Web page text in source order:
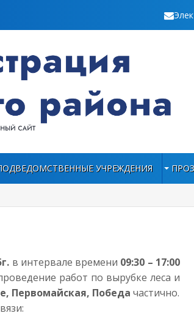
УЧРЕЖДЕНИЯ
в интервале времени 09:30 – 17:00
работ по вырубке леса и
Первомайская, Победа частично.